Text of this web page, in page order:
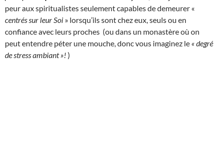
peur aux spiritualistes seulement capables de demeurer «
centrés sur leur Soi » lorsqu’ils sont chez eux, seuls ou en
confiance avec leurs proches (ou dans un monastère où on
peut entendre péter une mouche, donc vous imaginez le « degré
de stress ambiant »! )